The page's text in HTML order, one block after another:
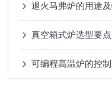
退火马弗炉的用途
真空箱式炉选型要
可编程高温炉的控